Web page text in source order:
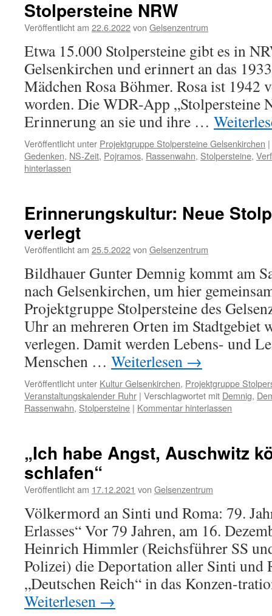
Stolpersteine NRW
Veröffentlicht am 22.6.2022von Gelsenzentrum
Etwa 15.000 Stolpersteine gibt es in
Gelsenkirchen und erinnert an das
Mädchen Rosa Böhmer. Rosa ist 1942
worden. Die WDR-App „Stolpersteine
Erinnerung an sie und ihre …
Veröffentlicht unter Projektgruppe Stolpersteine Gelsenkirchen |
Gedenken, NS-Zeit, Pojramos, Rassenwahn, Stolpersteine,
hinterlassen
Erinnerungskultur: Neue
verlegt
Veröffentlicht am 25.5.2022von Gelsenzentrum
Bildhauer Gunter Demnig kommt am
nach Gelsenkirchen, um hier
Projektgruppe Stolpersteine des
Uhr an mehreren Orten im Stadtgebiet
verlegen. Damit werden Lebens- und
Menschen … Weiterlesen →
Veröffentlicht unter Kultur Gelsenkirchen, Projektgruppe
Veranstaltungskalender Ruhr | Verschlagwortet mit Demnig,
Rassenwahn, Stolpersteine | Kommentar hinterlassen
„Ich habe Angst, Auschwitz
schlafen“
Veröffentlicht am 17.12.2021 von Gelsenzentrum
Völkermord an Sinti und Roma: 79.
Erlasses“ Vor 79 Jahren, am 16.
Heinrich Himmler (Reichsführer SS
Polizei) die Deportation aller Sinti und
„Deutschen Reich“ in das Konzen-
Weiterlesen →